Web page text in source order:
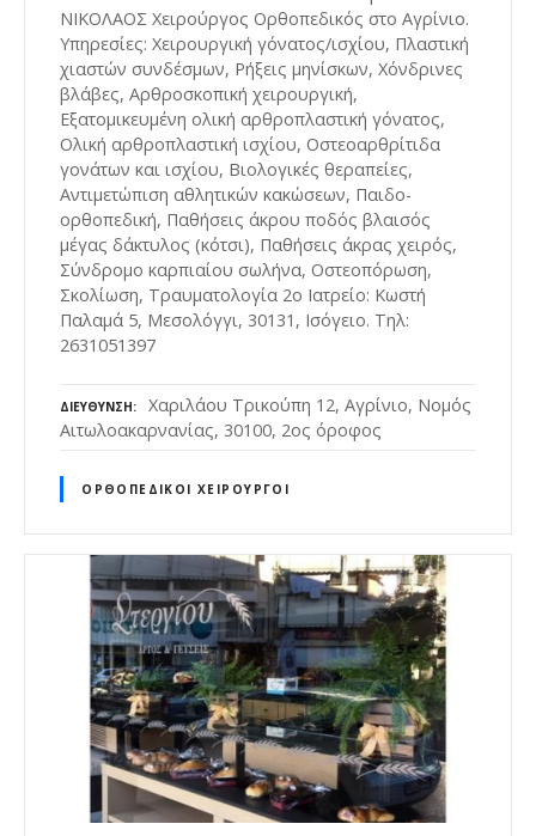
ΝΙΚΟΛΑΟΣ Χειρούργος Ορθοπεδικός στο Αγρίνιο.
Υπηρεσίες: Χειρουργική γόνατος/ισχίου, Πλαστική
χιαστών συνδέσμων, Ρήξεις μηνίσκων, Χόνδρινες
βλάβες, Αρθροσκοπική χειρουργική,
Εξατομικευμένη ολική αρθροπλαστική γόνατος,
Ολική αρθροπλαστική ισχίου, Οστεοαρθρίτιδα
γονάτων και ισχίου, Βιολογικές θεραπείες,
Αντιμετώπιση αθλητικών κακώσεων, Παιδο-
ορθοπεδική, Παθήσεις άκρου ποδός βλαισός
μέγας δάκτυλος (κότσι), Παθήσεις άκρας χειρός,
Σύνδρομο καρπιαίου σωλήνα, Οστεοπόρωση,
Σκολίωση, Τραυματολογία 2ο Ιατρείο: Κωστή
Παλαμά 5, Μεσολόγγι, 30131, Ισόγειο. Τηλ:
2631051397
ΔΙΕΎΘΥΝΣΗ
Χαριλάου Τρικούπη 12, Αγρίνιο, Νομός
Αιτωλοακαρνανίας, 30100, 2ος όροφος
ΟΡΘΟΠΕΔΙΚΟΊ ΧΕΙΡΟΥΡΓΟΊ